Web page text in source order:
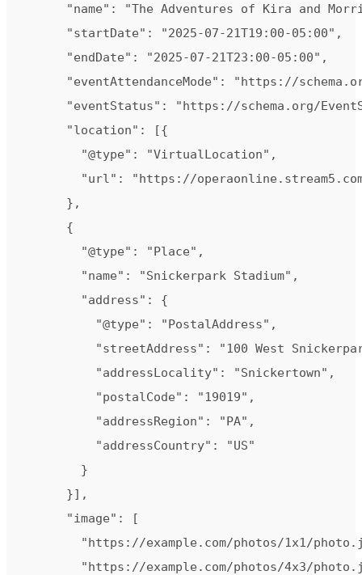
"name": "The Adventures of Kira and
"startDate": "2025-07-21T19:00-05:00",
"endDate": "2025-07-21T23:00-05:00",
"eventAttendanceMode": "https://schema.org/
"eventStatus": "https://schema.org/
"location": [{
"@type": "VirtualLocation",
"url": "https://
},
{
"@type": "Place",
"name": "Snickerpark Stadium",
"address": {
"@type": "PostalAddress",
"streetAddress": "100 West
"addressLocality": "Snickertown",
"postalCode": "19019",
"addressRegion": "PA",
"addressCountry": "US"
}
}],
"image": [
"https://example.com/photos/1x1/
"https://example.com/photos/4x3/